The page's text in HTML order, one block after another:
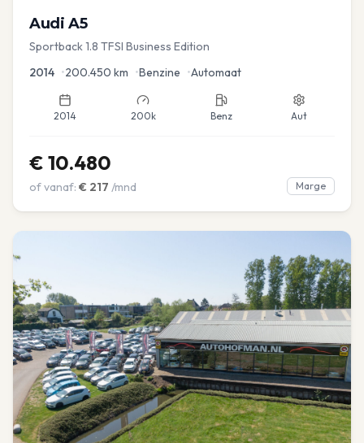
Audi A5
Sportback 1.8 TFSI Business Edition
2014 •200.450 km •Benzine •Automaat
2014 200k Benz Aut
€ 10.480
of vanaf: € 217 /mnd Marge